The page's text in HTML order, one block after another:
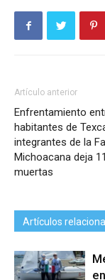
Artículo anterior
Enfrentamiento
habitantes de
integrantes de la
Michoacana deja
muertas
Artículos